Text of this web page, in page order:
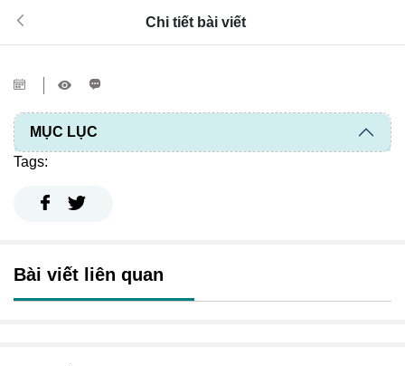
Chi tiết bài viết
MỤC LỤC
Tags:
Bài viết liên quan